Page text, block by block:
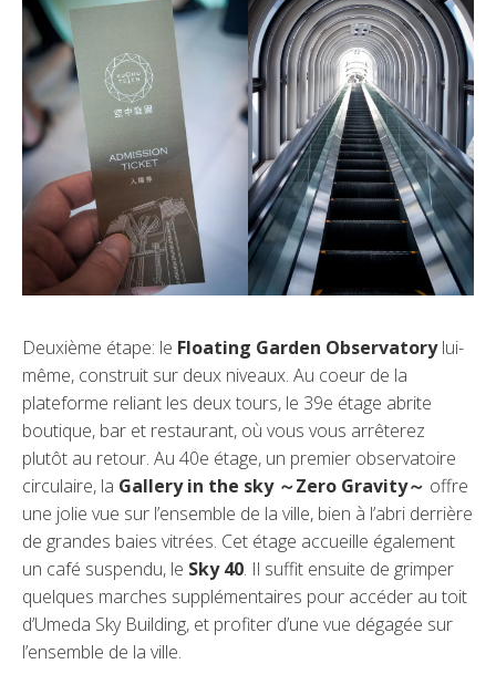
Deuxième étape: le Floating Garden Observatorylui-
même, construit sur deux niveaux. Au coeur de la
plateforme reliant les deux tours, le 39e étage abrite
boutique, bar et restaurant, où vous vous arrêterez
plutôt au retour. Au 40e étage, un premier observatoire
circulaire, la Gallery in the sky ～Zero Gravity～ offre
une jolie vue sur l’ensemble de la ville, bien à l’abri derrière
de grandes baies vitrées. Cet étage accueille également
un café suspendu, le Sky 40. Il suffit ensuite de grimper
quelques marches supplémentaires pour accéder au toit
d’Umeda Sky Building, et profiter d’une vue dégagée sur
l’ensemble de la ville.